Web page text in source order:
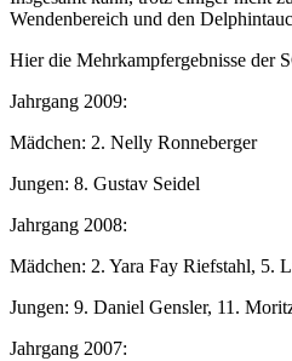
Wendenbereich und den
Hier die Mehrkampfergebnisse der
Jahrgang 2009:
Mädchen: 2. Nelly Ronneberger
Jungen: 8. Gustav Seidel
Jahrgang 2008:
Mädchen: 2. Yara Fay Riefstahl, 5.
Jungen: 9. Daniel Gensler, 11.
Jahrgang 2007: